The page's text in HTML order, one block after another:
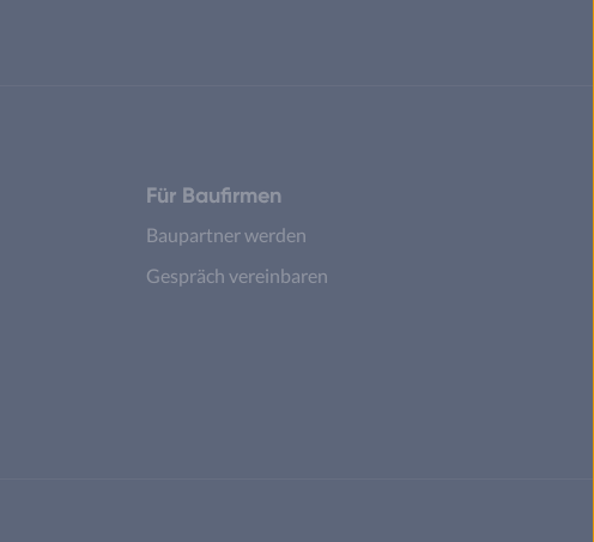
Für Baufirmen
Baupartner werden
Gespräch vereinbaren